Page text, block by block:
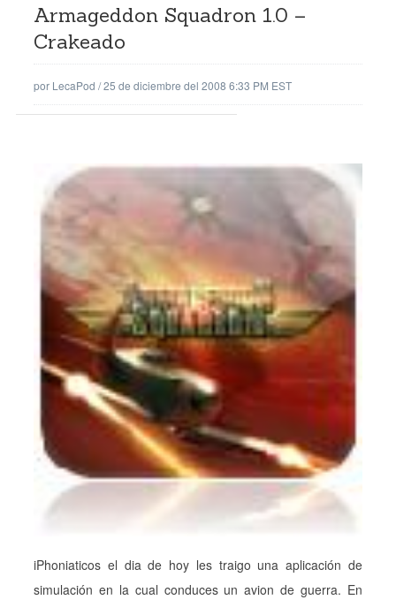
Armageddon Squadron 1.0 –
Crakeado
por LecaPod /25 de diciembre del 2008 6:33 PM EST
iPhoniaticos el dia de hoy les traigo una aplicación de
simulación en la cual conduces un avion de guerra. En